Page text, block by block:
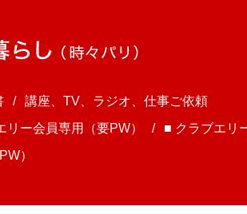
講座、TV、ラジオ、仕事ご依頼
リー会員専用（要PW） ■ クラブエリ
）